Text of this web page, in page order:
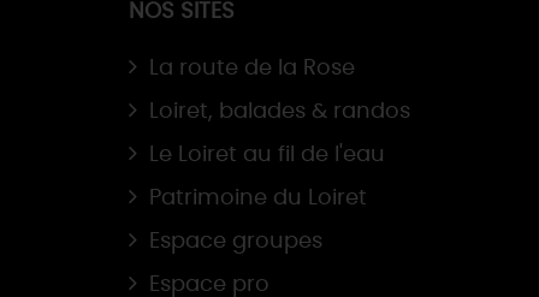
NOS SITES
La route de la Rose
Loiret, balades & randos
Le Loiret au fil de l'eau
Patrimoine du Loiret
Espace groupes
Espace pro